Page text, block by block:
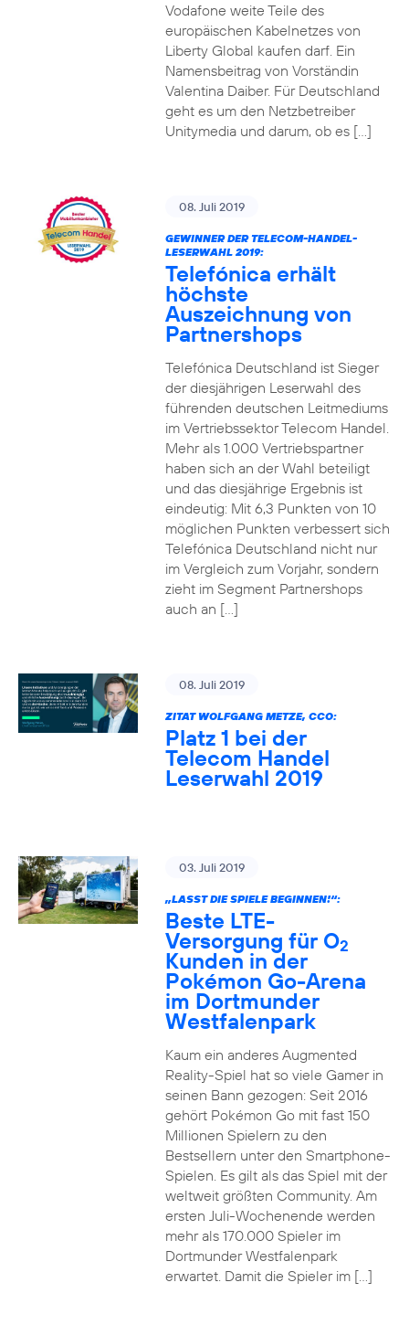
Vodafone weite Teile des
europäischen Kabelnetzes von
Liberty Global kaufen darf. Ein
Namensbeitrag von Vorständin
Valentina Daiber. Für Deutschland
geht es um den Netzbetreiber
Unitymedia und darum, ob es […]
08. Juli 2019
GEWINNER DER TELECOM-HANDEL-
LESERWAHL 2019:
Telefónica erhält
höchste
Auszeichnung von
Partnershops
Telefónica Deutschland ist Sieger
der diesjährigen Leserwahl des
führenden deutschen Leitmediums
im Vertriebssektor Telecom Handel.
Mehr als 1.000 Vertriebspartner
haben sich an der Wahl beteiligt
und das diesjährige Ergebnis ist
eindeutig: Mit 6,3 Punkten von 10
möglichen Punkten verbessert sich
Telefónica Deutschland nicht nur
im Vergleich zum Vorjahr, sondern
zieht im Segment Partnershops
auch an […]
08. Juli 2019
ZITAT WOLFGANG METZE, CCO:
Platz 1 bei der
Telecom Handel
Leserwahl 2019
03. Juli 2019
„LASST DIE SPIELE BEGINNEN!“:
Beste LTE-
Versorgung für O2
Kunden in der
Pokémon Go-Arena
im Dortmunder
Westfalenpark
Kaum ein anderes Augmented
Reality-Spiel hat so viele Gamer in
seinen Bann gezogen: Seit 2016
gehört Pokémon Go mit fast 150
Millionen Spielern zu den
Bestsellern unter den Smartphone-
Spielen. Es gilt als das Spiel mit der
weltweit größten Community. Am
ersten Juli-Wochenende werden
mehr als 170.000 Spieler im
Dortmunder Westfalenpark
erwartet. Damit die Spieler im […]